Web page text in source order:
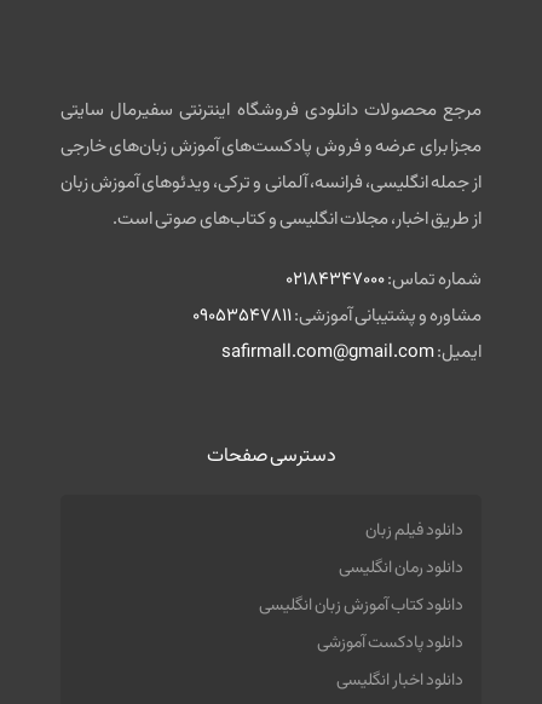
مرجع محصولات دانلودی فروشگاه اینترنتی سفیرمال سایتی
مجزا برای عرضه و فروش پادکست‌های آموزش زبان‌های خارجی
از جمله انگلیسی، فرانسه، آلمانی و ترکی، ویدئوهای آموزش زبان
از طریق اخبار، مجلات انگلیسی و کتاب‌های صوتی است.
شماره تماس:02184347000
مشاوره و پشتیبانی آموزشی:09053547811
ایمیل:safirmall.com@gmail.com
دسترسی صفحات
دانلود فیلم زبان
دانلود رمان انگلیسی
دانلود کتاب آموزش زبان انگلیسی
دانلود پادکست آموزشی
دانلود اخبار انگلیسی